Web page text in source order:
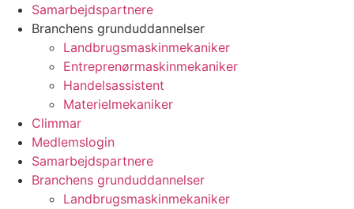
VidereSamarbejdspartnere
Branchens grunduddannelser
Landbrugsmaskinmekaniker
Entreprenørmaskinmekaniker
Handelsassistent
Materielmekaniker
Climmar
Medlemslogin
Samarbejdspartnere
Branchens grunduddannelser
Landbrugsmaskinmekaniker